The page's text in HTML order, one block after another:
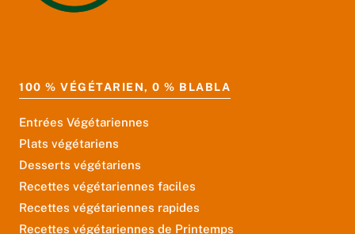
100 % VÉGÉTARIEN, 0 % BLABLA
Entrées Végétariennes
Plats végétariens
Desserts végétariens
Recettes végétariennes faciles
Recettes végétariennes rapides
Recettes végétariennes de Printemps